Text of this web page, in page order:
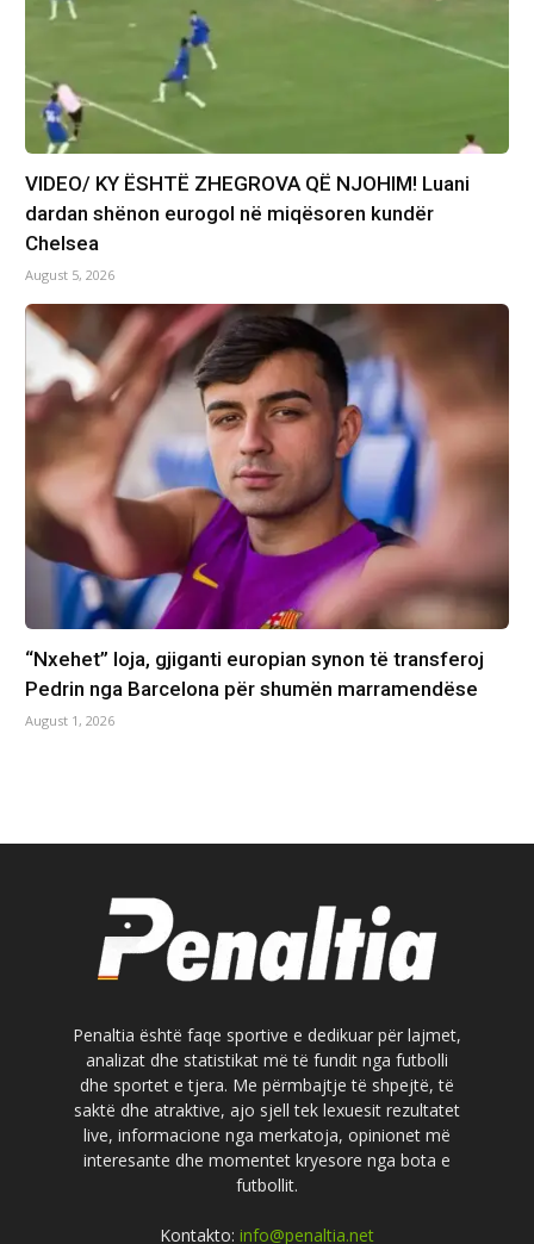
VIDEO/ KY ËSHTË ZHEGROVA QË NJOHIM! Luani
dardan shënon eurogol në miqësoren kundër
Chelsea
August 5, 2026
“Nxehet” loja, gjiganti europian synon të transferoj
Pedrin nga Barcelona për shumën marramendëse
August 1, 2026
Penaltia është faqe sportive e dedikuar për lajmet,
analizat dhe statistikat më të fundit nga futbolli
dhe sportet e tjera. Me përmbajtje të shpejtë, të
saktë dhe atraktive, ajo sjell tek lexuesit rezultatet
live, informacione nga merkatoja, opinionet më
interesante dhe momentet kryesore nga bota e
futbollit.
Kontakto: info@penaltia.net